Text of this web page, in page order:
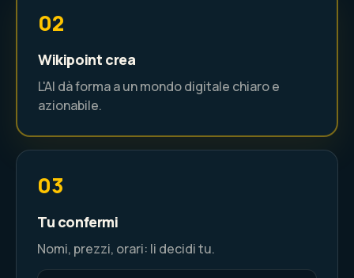
02
Wikipoint crea
L'AI dà forma a un mondo digitale chiaro e
azionabile.
03
Tu confermi
Nomi, prezzi, orari: li decidi tu.